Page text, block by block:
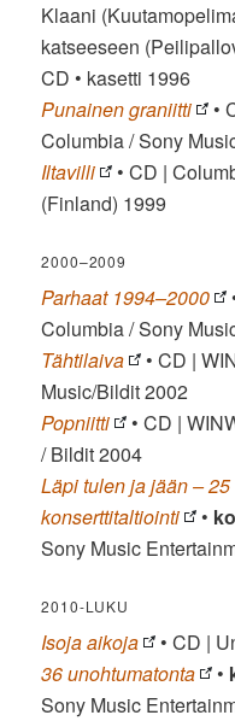
Klaani
katseeseen
CD • kasetti 1996
Punainen graniitti
•
Columbia / Sony
Iltavilli
• CD |
(Finland) 1999
2000–2009
Parhaat 1994–2000
Columbia / Sony
Tähtilaiva
• CD |
Music/Bildit 2002
Popniitti
• CD |
/ Bildit 2004
Läpi tulen ja jään –
konserttitaltiointi
•
Sony Music
2010-LUKU
Isoja aikoja
• CD |
36 unohtumatonta
•
Sony Music